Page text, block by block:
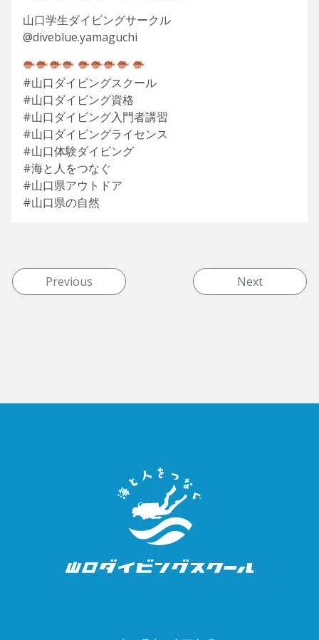
山口学生ダイビングサークル
@diveblue.yamaguchi
#山口ダイビングスクール
#山口ダイビング資格
#山口ダイビング入門者講習
#山口ダイビングライセンス
#山口体験ダイビング
#海と人をつなぐ
#山口県アウトドア
#山口県の自然
投稿ナビゲーション
Previous Next